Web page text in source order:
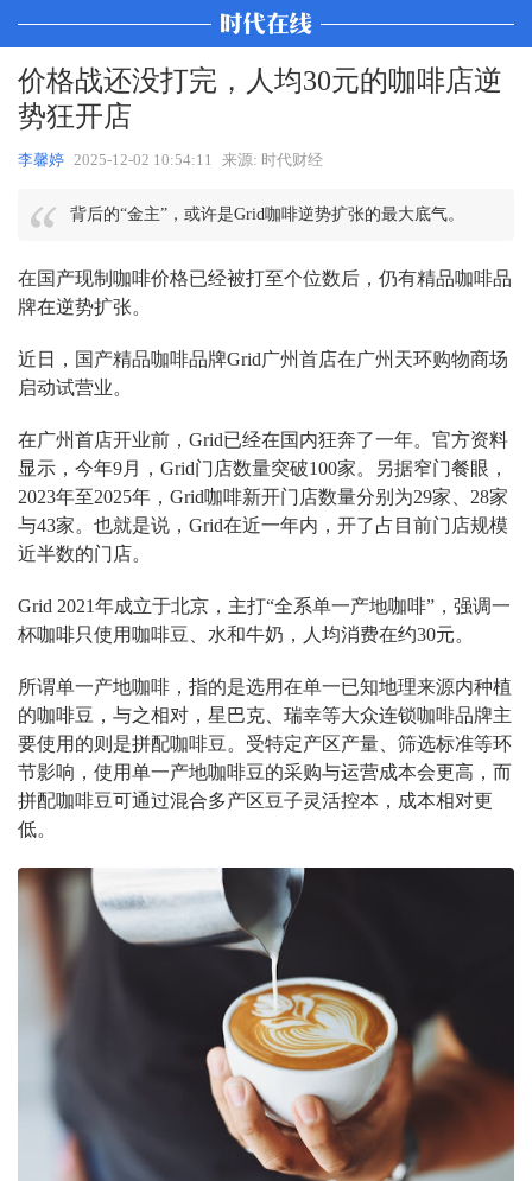
价格战还没打完，人均30元的咖啡店逆
势狂开店
李馨婷 2025-12-02 10:54:11 来源: 时代财经
背后的“金主”，或许是Grid咖啡逆势扩张的最大底气。
在国产现制咖啡价格已经被打至个位数后，仍有精品咖啡品
牌在逆势扩张。
近日，国产精品咖啡品牌Grid广州首店在广州天环购物商场
启动试营业。
在广州首店开业前，Grid已经在国内狂奔了一年。官方资料
显示，今年9月，Grid门店数量突破100家。另据窄门餐眼，
2023年至2025年，Grid咖啡新开门店数量分别为29家、28家
与43家。也就是说，Grid在近一年内，开了占目前门店规模
近半数的门店。
Grid 2021年成立于北京，主打“全系单一产地咖啡”，强调一
杯咖啡只使用咖啡豆、水和牛奶，人均消费在约30元。
所谓单一产地咖啡，指的是选用在单一已知地理来源内种植
的咖啡豆，与之相对，星巴克、瑞幸等大众连锁咖啡品牌主
要使用的则是拼配咖啡豆。受特定产区产量、筛选标准等环
节影响，使用单一产地咖啡豆的采购与运营成本会更高，而
拼配咖啡豆可通过混合多产区豆子灵活控本，成本相对更
低。